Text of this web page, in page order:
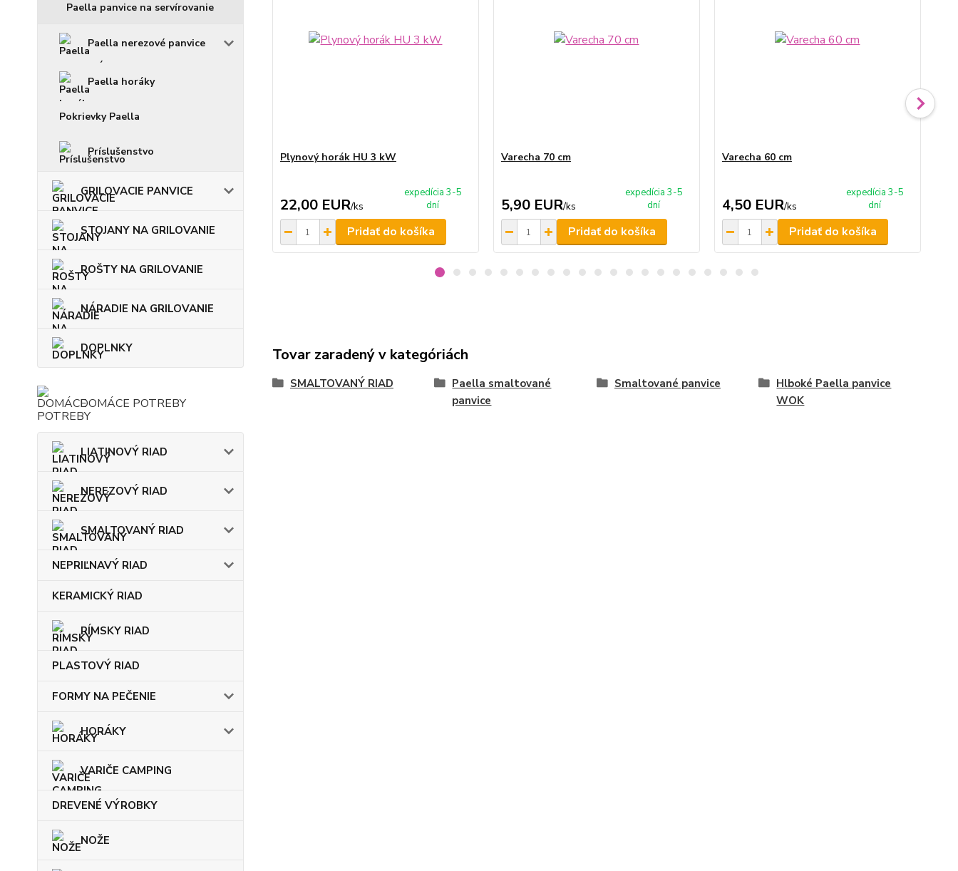
Paella panvice na servírovanie
Paella nerezové panvice
Paella horáky
Pokrievky Paella
Príslušenstvo
GRILOVACIE PANVICE
STOJANY NA GRILOVANIE
ROŠTY NA GRILOVANIE
NÁRADIE NA GRILOVANIE
DOPLNKY
DOMÁCE POTREBY
LIATINOVÝ RIAD
NEREZOVÝ RIAD
SMALTOVANÝ RIAD
NEPRIĽNAVÝ RIAD
KERAMICKÝ RIAD
RÍMSKY RIAD
PLASTOVÝ RIAD
FORMY NA PEČENIE
HORÁKY
VARIČE CAMPING
DREVENÉ VÝROBKY
NOŽE
Plynový horák HU 3 kW
22,00 EUR/ks
expedícia 3-5
dní
Pridať do košíka
Varecha 70 cm
5,90 EUR/ks
expedícia 3-5
dní
Pridať do košíka
Varecha 60 cm
4,50 EUR/ks
expedícia 3-5
dní
Pridať do košíka
Tovar zaradený v kategóriách
SMALTOVANÝ RIAD
Paella smaltované
panvice
Smaltované panvice
Hlboké Paella panvice
WOK